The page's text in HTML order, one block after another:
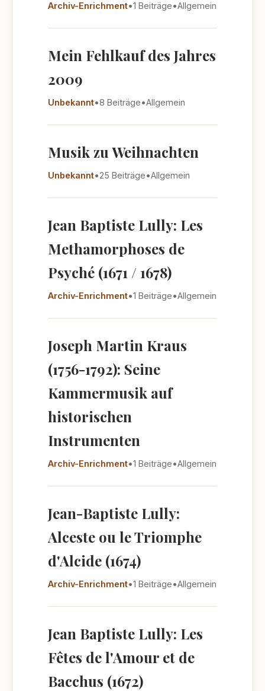
Archiv-Enrichment•1 Beiträge•Allgemein
Mein Fehlkauf des Jahres
2009
Unbekannt•8 Beiträge•Allgemein
Musik zu Weihnachten
Unbekannt•25 Beiträge•Allgemein
Jean Baptiste Lully: Les
Methamorphoses de
Psyché (1671 / 1678)
Archiv-Enrichment•1 Beiträge•Allgemein
Joseph Martin Kraus
(1756-1792): Seine
Kammermusik auf
historischen
Instrumenten
Archiv-Enrichment•1 Beiträge•Allgemein
Jean-Baptiste Lully:
Alceste ou le Triomphe
d'Alcide (1674)
Archiv-Enrichment•1 Beiträge•Allgemein
Jean Baptiste Lully: Les
Fêtes de l'Amour et de
Bacchus (1672)